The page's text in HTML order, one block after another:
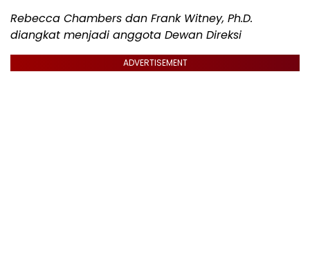
Rebecca Chambers dan Frank Witney, Ph.D.
diangkat menjadi anggota Dewan Direksi
ADVERTISEMENT